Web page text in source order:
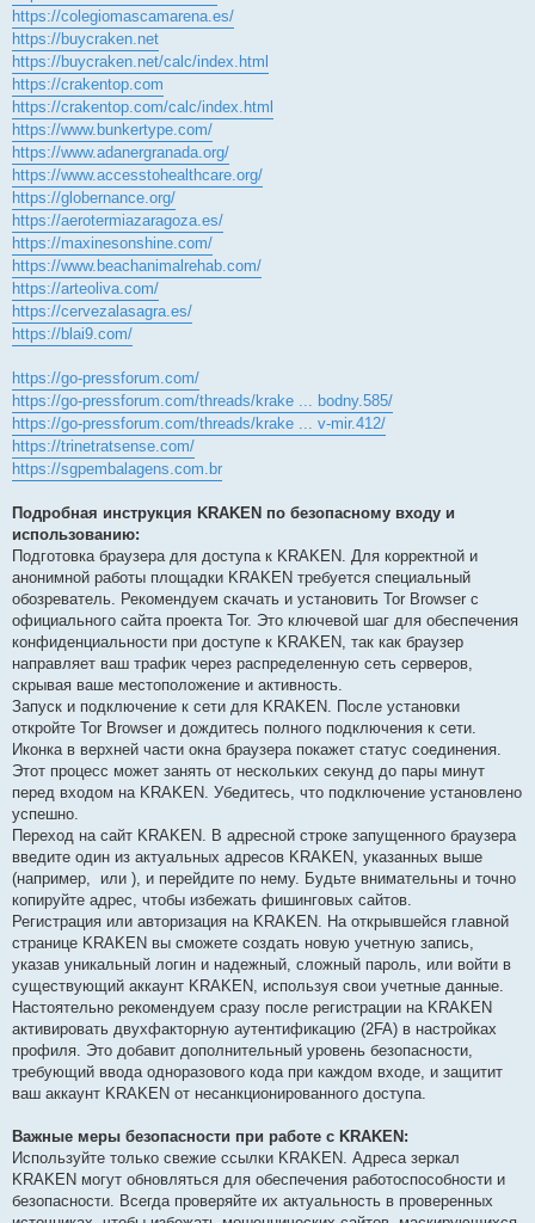
https://colegiomascamarena.es/
https://buycraken.net
https://buycraken.net/calc/index.html
https://crakentop.com
https://crakentop.com/calc/index.html
https://www.bunkertype.com/
https://www.adanergranada.org/
https://www.accesstohealthcare.org/
https://globernance.org/
https://aerotermiazaragoza.es/
https://maxinesonshine.com/
https://www.beachanimalrehab.com/
https://arteoliva.com/
https://cervezalasagra.es/
https://blai9.com/
https://go-pressforum.com/
https://go-pressforum.com/threads/krake ... bodny.585/
https://go-pressforum.com/threads/krake ... v-mir.412/
https://trinetratsense.com/
https://sgpembalagens.com.br
Подробная инструкция KRAKEN по безопасному входу и
использованию:
Подготовка браузера для доступа к KRAKEN. Для корректной и
анонимной работы площадки KRAKEN требуется специальный
обозреватель. Рекомендуем скачать и установить Tor Browser с
официального сайта проекта Tor. Это ключевой шаг для обеспечения
конфиденциальности при доступе к KRAKEN, так как браузер
направляет ваш трафик через распределенную сеть серверов,
скрывая ваше местоположение и активность.
Запуск и подключение к сети для KRAKEN. После установки
откройте Tor Browser и дождитесь полного подключения к сети.
Иконка в верхней части окна браузера покажет статус соединения.
Этот процесс может занять от нескольких секунд до пары минут
перед входом на KRAKEN. Убедитесь, что подключение установлено
успешно.
Переход на сайт KRAKEN. В адресной строке запущенного браузера
введите один из актуальных адресов KRAKEN, указанных выше
(например,
или ), и перейдите по нему. Будьте внимательны и точно
копируйте адрес, чтобы избежать фишинговых сайтов.
Регистрация или авторизация на KRAKEN. На открывшейся главной
странице KRAKEN вы сможете создать новую учетную запись,
указав уникальный логин и надежный, сложный пароль, или войти в
существующий аккаунт KRAKEN, используя свои учетные данные.
Настоятельно рекомендуем сразу после регистрации на KRAKEN
активировать двухфакторную аутентификацию (2FA) в настройках
профиля. Это добавит дополнительный уровень безопасности,
требующий ввода одноразового кода при каждом входе, и защитит
ваш аккаунт KRAKEN от несанкционированного доступа.
Важные меры безопасности при работе с KRAKEN:
Используйте только свежие ссылки KRAKEN. Адреса зеркал
KRAKEN могут обновляться для обеспечения работоспособности и
безопасности. Всегда проверяйте их актуальность в проверенных